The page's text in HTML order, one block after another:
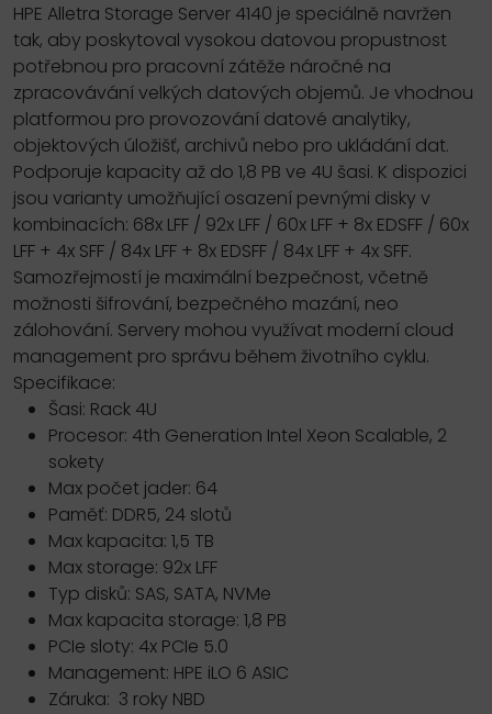
HPE Alletra Storage Server 4140 je speciálně navržen
tak, aby poskytoval vysokou datovou propustnost
potřebnou pro pracovní zátěže náročné na
zpracovávání velkých datových objemů. Je vhodnou
platformou pro provozování datové analytiky,
objektových úložišť, archivů nebo pro ukládání dat.
Podporuje kapacity až do 1,8 PB ve 4U šasi. K dispozici
jsou varianty umožňující osazení pevnými disky v
kombinacích: 68x LFF / 92x LFF / 60x LFF + 8x EDSFF / 60x
LFF + 4x SFF / 84x LFF + 8x EDSFF / 84x LFF + 4x SFF.
Samozřejmostí je maximální bezpečnost, včetně
možnosti šifrování, bezpečného mazání, neo
zálohování. Servery mohou využívat moderní cloud
management pro správu během životního cyklu.
Specifikace:
Šasi: Rack 4U
Procesor: 4th Generation Intel Xeon Scalable, 2
sokety
Max počet jader: 64
Paměť: DDR5, 24 slotů
Max kapacita: 1,5 TB
Max storage: 92x LFF
Typ disků: SAS, SATA, NVMe
Max kapacita storage: 1,8 PB
PCIe sloty: 4x PCIe 5.0
Management: HPE iLO 6 ASIC
Záruka: 3 roky NBD